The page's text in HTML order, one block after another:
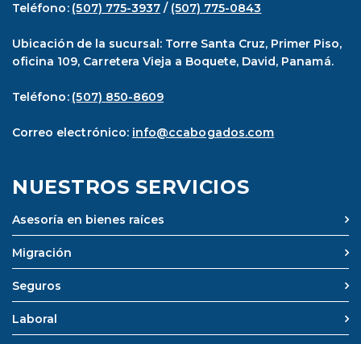
Teléfono: (507) 775-3937 / (507) 775-0843
Ubicación de la sucursal: Torre Santa Cruz, Primer Piso,
oficina 109, Carretera Vieja a Boquete, David, Panamá.
Teléfono: (507) 850-8609
Correo electrónico: info@ccabogados.com
NUESTROS SERVICIOS
Asesoría en bienes raíces
Migración
Seguros
Laboral